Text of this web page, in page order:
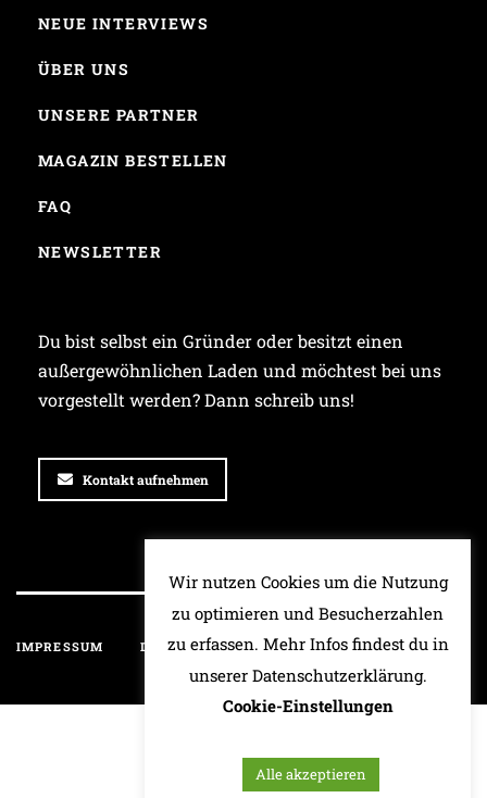
NEUE INTERVIEWS
ÜBER UNS
UNSERE PARTNER
MAGAZIN BESTELLEN
FAQ
NEWSLETTER
Du bist selbst ein Gründer oder besitzt einen
außergewöhnlichen Laden und möchtest bei uns
vorgestellt werden? Dann schreib uns!
Kontakt aufnehmen
IMPRESSUM DATENSCHUTZ HAFTUNGSAUSSCHLUSS
Wir nutzen Cookies um die Nutzung
zu optimieren und Besucherzahlen
zu erfassen. Mehr Infos findest du in
unserer Datenschutzerklärung.
Cookie-Einstellungen
Alle akzeptieren